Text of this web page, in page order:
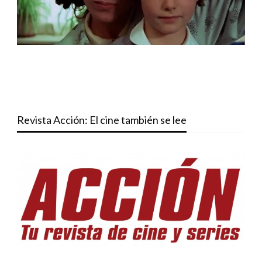
Revista Acción: El cine también se lee